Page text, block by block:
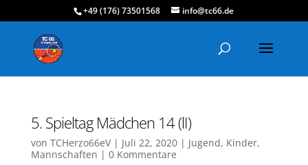
+49 (176) 73501568 info@tc66.de
5. Spieltag Mädchen 14 (lI)
von TCHerzo66eV| Juli 22, 2020| Jugend, Kinder,
Mannschaften | 0 Kommentare